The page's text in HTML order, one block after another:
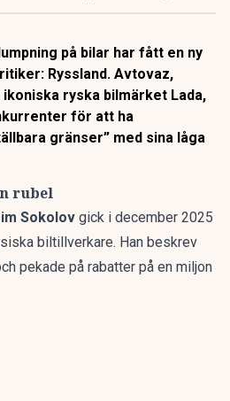
på bilar har fått en ny
Ryssland. Avtovaz,
ryska bilmärket Lada,
för att ha
gränser” med sina låga
rubel
Sokolov gick i december 2025
biltillverkare. Han beskrev
pekade på rabatter på en miljon